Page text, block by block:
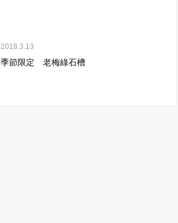
2018.3.13
季節限定 老梅綠石槽